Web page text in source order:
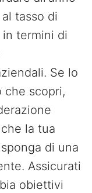
tasso di
in termini di
Se lo
che scopri,
la tua
di una
Assicurati
obiettivi